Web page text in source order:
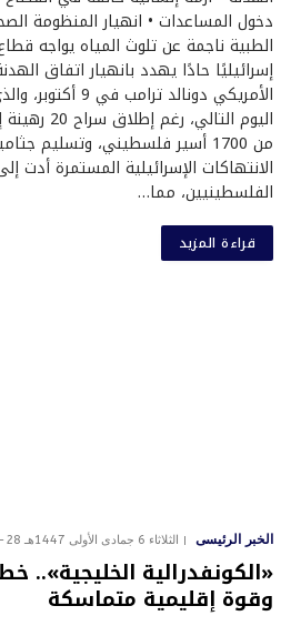
الطبية ناجمة عن تلوث المياه يواجه
إسرائيليًا حادًا يهدد بانهيار اتفاق
الأمريكي دونالد
اليوم
من 1700 أسير فلسطيني، وتسليم
الانتهاكات الإسرائيلية المستمرة
الفلسطينيين، مما…
قراءة المزيد
الخبر الرئيسى الثلاثاء 6 جمادى الأولى 1447هـ 28-10-2025م
«الكونفدرالية الخليجية»..
وقوة إقليمية متماسكة